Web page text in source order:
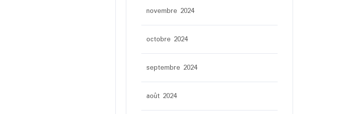
novembre 2024
octobre 2024
septembre 2024
août 2024